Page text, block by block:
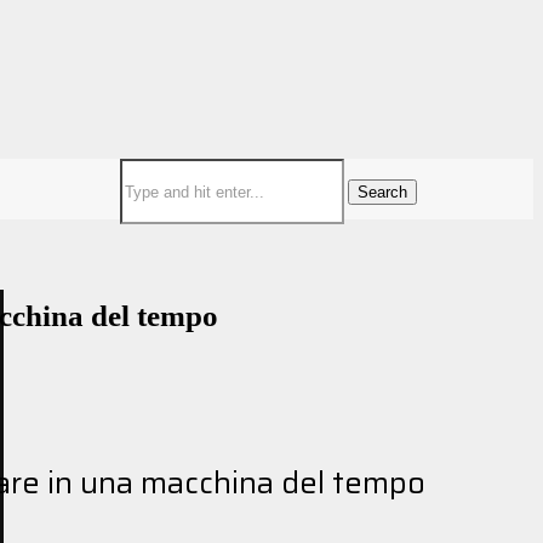
Search
del tempo
in una macchina del tempo